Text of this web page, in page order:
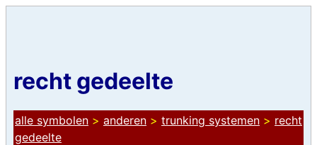
recht gedeelte
alle symbolen > anderen > trunking systemen > recht
gedeelte